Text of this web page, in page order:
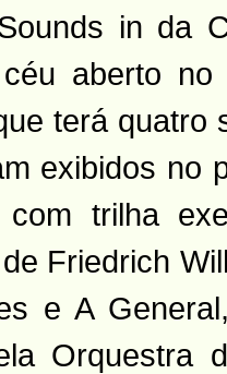
in da
aberto
terá quatro
exibidos no
com trilha
Friedrich
e A
Orquestra